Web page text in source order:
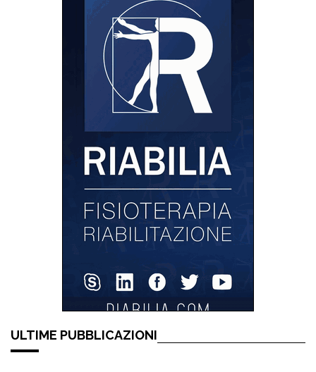
ULTIME PUBBLICAZIONI